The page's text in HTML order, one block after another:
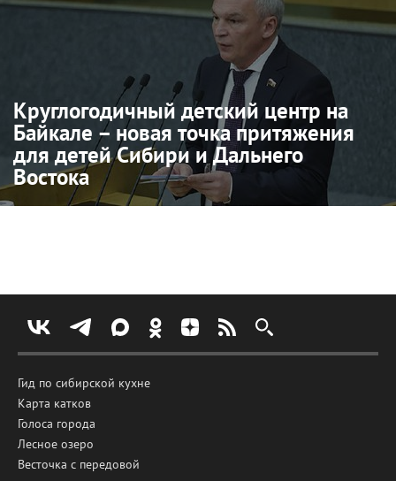
Круглогодичный детский центр на
Байкале – новая точка притяжения
для детей Сибири и Дальнего
Востока
Гид по сибирской кухне
Карта катков
Голоса города
Лесное озеро
Весточка с передовой